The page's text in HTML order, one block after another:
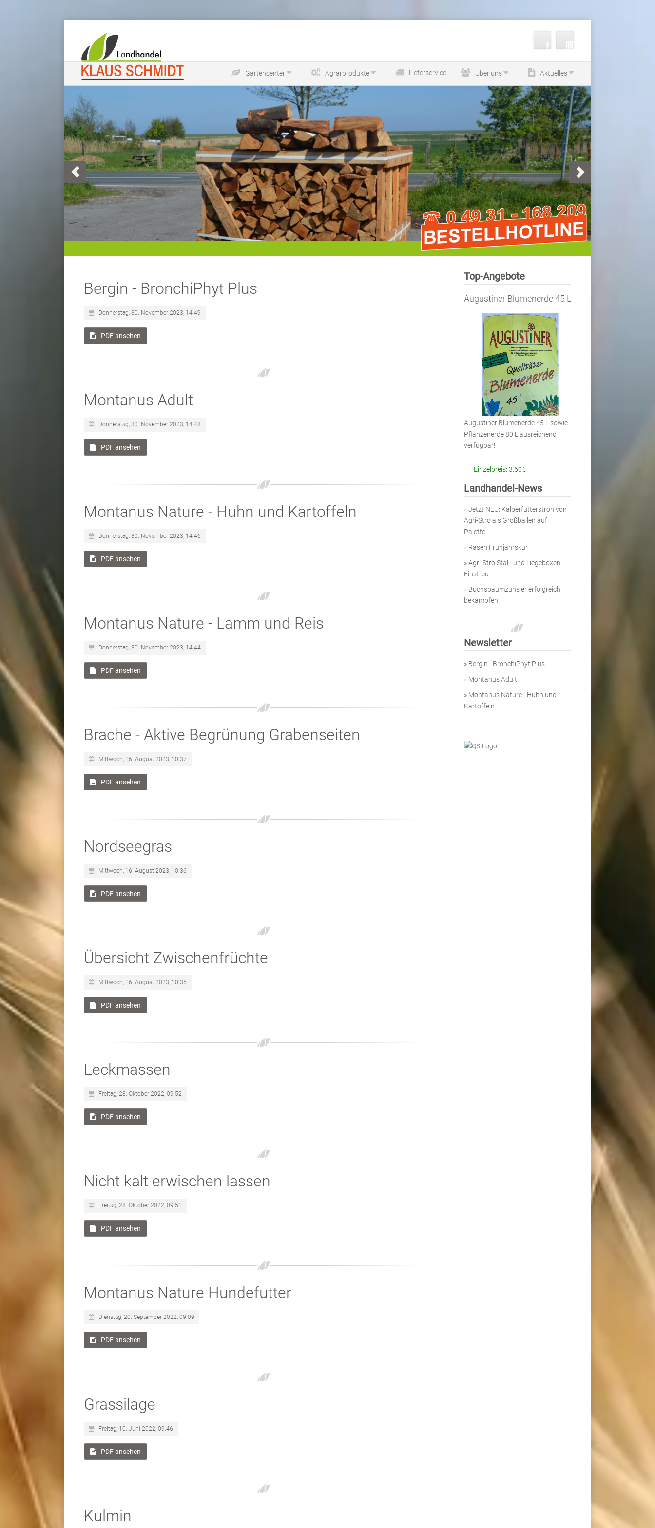
Gartencenter Agrarprodukte Lieferservice Über uns Aktuelles
Premium Holzpellets neu im Grünen Warenhaus
Bergin - BronchiPhyt Plus
Donnerstag, 30. November 2023, 14:49
PDF ansehen
Montanus Adult
Donnerstag, 30. November 2023, 14:48
PDF ansehen
Montanus Nature - Huhn und Kartoffeln
Donnerstag, 30. November 2023, 14:46
PDF ansehen
Montanus Nature - Lamm und Reis
Donnerstag, 30. November 2023, 14:44
PDF ansehen
Brache - Aktive Begrünung Grabenseiten
Mittwoch, 16. August 2023, 10:37
PDF ansehen
Nordseegras
Mittwoch, 16. August 2023, 10:36
PDF ansehen
Übersicht Zwischenfrüchte
Mittwoch, 16. August 2023, 10:35
PDF ansehen
Leckmassen
Freitag, 28. Oktober 2022, 09:52
PDF ansehen
Nicht kalt erwischen lassen
Freitag, 28. Oktober 2022, 09:51
PDF ansehen
Montanus Nature Hundefutter
Dienstag, 20. September 2022, 09:09
PDF ansehen
Grassilage
Freitag, 10. Juni 2022, 09:46
PDF ansehen
Kulmin
Top-Angebote
Augustiner Blumenerde 45 L
Augustiner Blumenerde 45 L sowie
Pflanzenerde 80 L ausreichend
verfügbar!
Einzelpreis: 3.60€
Landhandel-News
»Jetzt NEU: Kälberfutterstroh von
Agri-Stro als Großballen auf
Palette!
» Rasen Frühjahrskur
»Agri-Stro Stall- und Liegeboxen-
Einstreu
» Buchsbaumzünsler erfolgreich
bekämpfen
Newsletter
» Bergin - BronchiPhyt Plus
» Montanus Adult
» Montanus Nature - Huhn und
Kartoffeln